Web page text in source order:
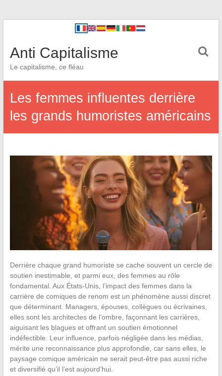
Anti Capitalisme
Le capitalisme, ce fléau
Les femmes influentes derrière
les grands humoristes américains
Derrière chaque grand humoriste se cache souvent un cercle de
soutien inestimable, et parmi eux, des femmes au rôle
fondamental. Aux États-Unis, l’impact des femmes dans la
carrière de comiques de renom est un phénomène aussi discret
que déterminant. Managers, épouses, collègues ou écrivaines,
elles sont les architectes de l’ombre, façonnant les carrières,
aiguisant les blagues et offrant un soutien émotionnel
indéfectible. Leur influence, parfois négligée dans les médias,
mérite une reconnaissance plus approfondie, car sans elles, le
paysage comique américain ne serait peut-être pas aussi riche
et diversifié qu’il l’est aujourd’hui.